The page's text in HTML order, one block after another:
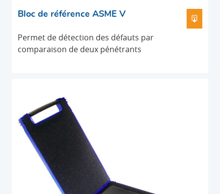
Bloc de référence ASME V
Permet de détection des défauts par
comparaison de deux pénétrants